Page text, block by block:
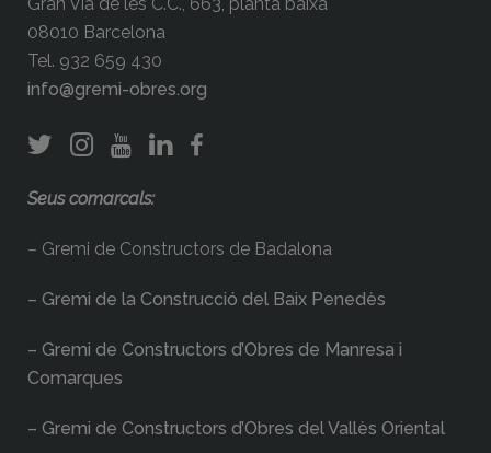
08010 Barcelona
Tel. 932 659 430
info@gremi-obres.org
Seus comarcals:
– Gremi de Constructors de Badalona
– Gremi de la Construcció del Baix Penedès
– Gremi de Constructors d’Obres de Manresa i
Comarques
– Gremi de Constructors d’Obres del Vallès Oriental